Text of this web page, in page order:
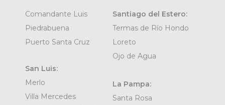
Comandante Luis
Piedrabuena
Puerto Santa Cruz
San Luis:
Merlo
Villa Mercedes
Santiago del Estero:
Termas de Río Hondo
Loreto
Ojo de Agua
La Pampa:
Santa Rosa